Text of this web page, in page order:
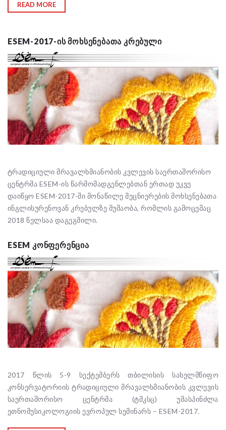
READ MORE
ESEM-2017-ᲘᲡ ᲛᲝᲮᲡᲔᲜᲔᲑᲐᲗᲐ ᲙᲠᲔᲑᲣᲚᲘ
ტრადიციული მრავალხმიანობის კვლევის საერთაშორისო
ცენტრმა ESEM-ის წარმომადგენლებთან ერთად უკვე
დაიწყო ESEM-2017-ში მონაწილე მეცნიერების მოხსენებათა
ინგლისურენოვან კრებულზე მუშაობა, რომლის გამოცემაც
2018 წელსაა დაგეგმილი.
ESEM ᲙᲝᲜᲤᲔᲠᲔᲜᲪᲘᲐ
2017 წლის 5-9 სექტემბერს თბილისის სახელმწიფო
კონსერვატორიის ტრადიციული მრავალხმიანობის კვლევის
საერთაშორისო ცენტრმა (ტმკსც) უმასპინძლა
ეთნომუსიკოლოგიის ევროპულ სემინარს – ESEM-2017.